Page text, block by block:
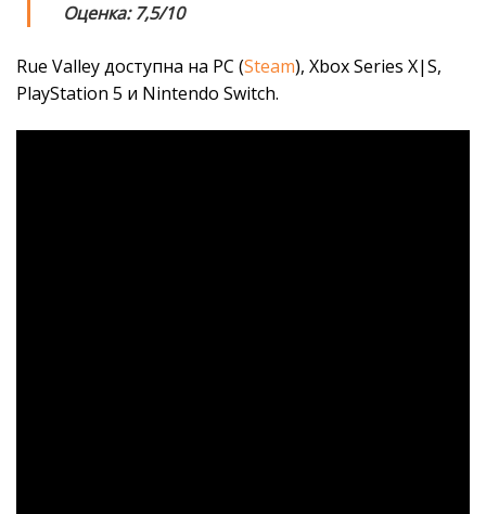
Оценка: 7,5/10
Rue Valley доступна на PC (Steam), Xbox Series X|S,
PlayStation 5 и Nintendo Switch.